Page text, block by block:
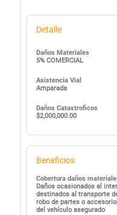
Detalle
Daños Materiales
5% COMERCIAL
Asistencia Vial
Amparada
Daños Catastroficos
$2,000,000.00
Beneficios
Cobertura daños
Daños ocasionados al
destinados al transporte
robo de partes o
del vehículo asegurado